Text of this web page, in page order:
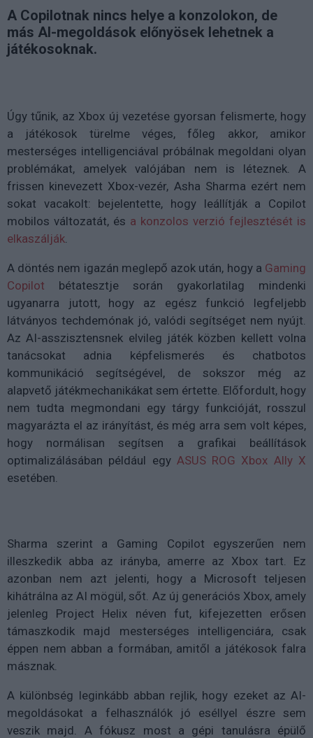
A Copilotnak nincs helye a konzolokon, de
más AI-megoldások előnyösek lehetnek a
játékosoknak.
Úgy tűnik, az Xbox új vezetése gyorsan felismerte, hogy
a játékosok türelme véges, főleg akkor, amikor
mesterséges intelligenciával próbálnak megoldani olyan
problémákat, amelyek valójában nem is léteznek. A
frissen kinevezett Xbox-vezér, Asha Sharma ezért nem
sokat vacakolt: bejelentette, hogy leállítják a Copilot
mobilos változatát, és a konzolos verzió fejlesztését is
elkaszálják.
A döntés nem igazán meglepő azok után, hogy a Gaming
Copilot bétatesztje során gyakorlatilag mindenki
ugyanarra jutott, hogy az egész funkció legfeljebb
látványos techdemónak jó, valódi segítséget nem nyújt.
Az AI-asszisztensnek elvileg játék közben kellett volna
tanácsokat adnia képfelismerés és chatbotos
kommunikáció segítségével, de sokszor még az
alapvető játékmechanikákat sem értette. Előfordult, hogy
nem tudta megmondani egy tárgy funkcióját, rosszul
magyarázta el az irányítást, és még arra sem volt képes,
hogy normálisan segítsen a grafikai beállítások
optimalizálásában például egy ASUS ROG Xbox Ally X
esetében.
Sharma szerint a Gaming Copilot egyszerűen nem
illeszkedik abba az irányba, amerre az Xbox tart. Ez
azonban nem azt jelenti, hogy a Microsoft teljesen
kihátrálna az AI mögül, sőt. Az új generációs Xbox, amely
jelenleg Project Helix néven fut, kifejezetten erősen
támaszkodik majd mesterséges intelligenciára, csak
éppen nem abban a formában, amitől a játékosok falra
másznak.
A különbség leginkább abban rejlik, hogy ezeket az AI-
megoldásokat a felhasználók jó eséllyel észre sem
veszik majd. A fókusz most a gépi tanulásra épülő